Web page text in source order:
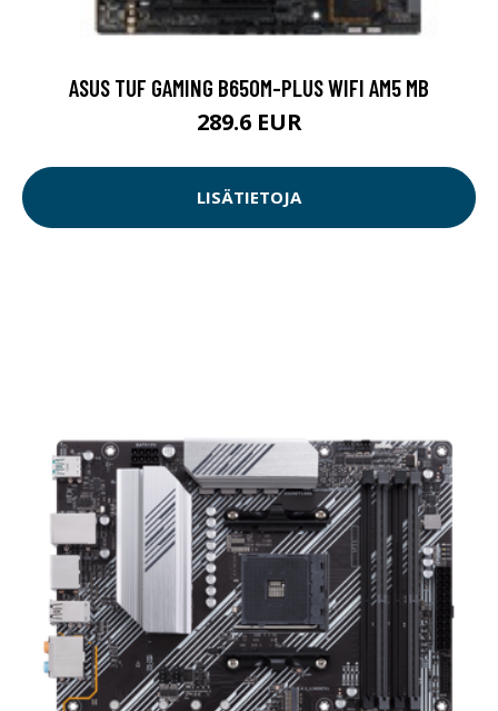
ASUS TUF GAMING B650M-PLUS WIFI AM5 MB
289.6 EUR
LISÄTIETOJA